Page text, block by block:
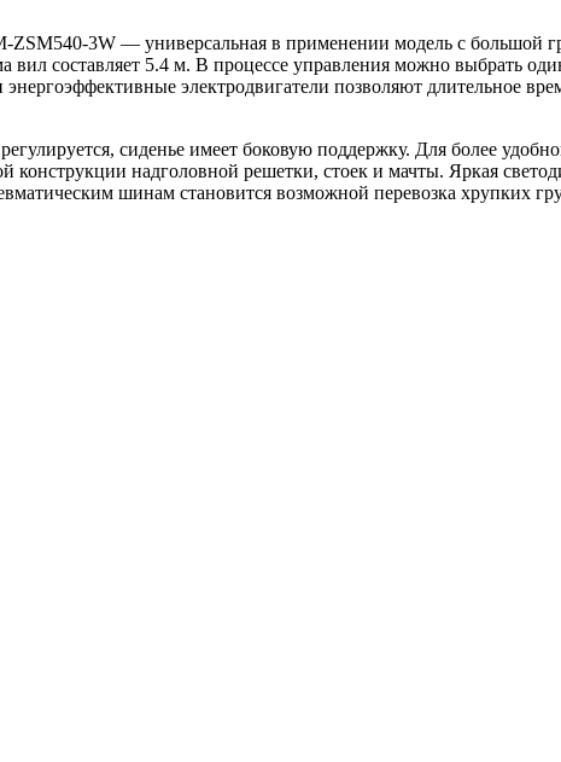
3W — универсальная в применении модель с большой
составляет 5.4 м. В процессе управления можно выбрать
электродвигатели позволяют длительное
сиденье имеет боковую поддержку. Для более
конструкции надголовной решетки, стоек и мачты. Яркая
шинам становится возможной перевозка хрупких